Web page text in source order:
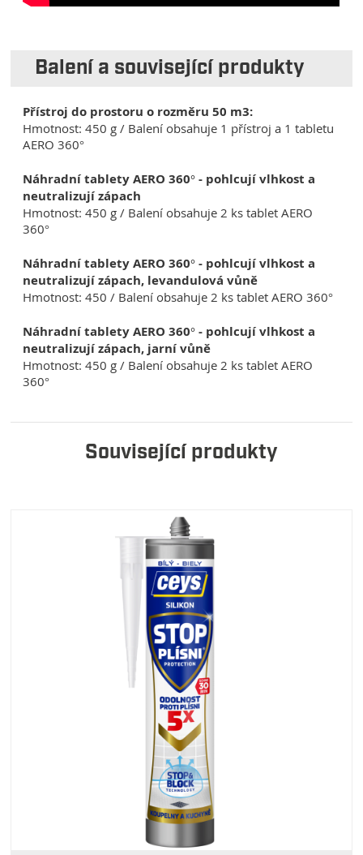
Balení a související produkty
Přístroj do prostoru o rozměru 50 m3:
Hmotnost: 450 g / Balení obsahuje 1 přístroj a 1 tabletu
AERO 360°
Náhradní tablety AERO 360° - pohlcují vlhkost a
neutralizují zápach
Hmotnost: 450 g / Balení obsahuje 2 ks tablet AERO
360°
Náhradní tablety AERO 360° - pohlcují vlhkost a
neutralizují zápach, levandulová vůně
Hmotnost: 450 / Balení obsahuje 2 ks tablet AERO 360°
Náhradní tablety AERO 360° - pohlcují vlhkost a
neutralizují zápach, jarní vůně
Hmotnost: 450 g / Balení obsahuje 2 ks tablet AERO
360°
Související produkty